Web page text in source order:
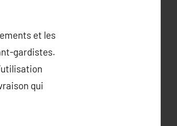
et les
gardistes.
qui